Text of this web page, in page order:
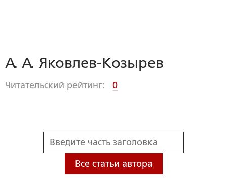
А. А. Яковлев-Козырев
Читательский рейтинг: 0
Все статьи автора